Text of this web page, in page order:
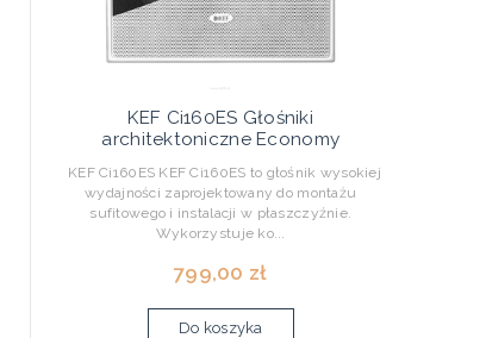
KEF Ci160ES Głośniki
architektoniczne Economy
KEF Ci160ES KEF Ci160ES to głośnik wysokiej
wydajności zaprojektowany do montażu
sufitowego i instalacji w płaszczyźnie.
Wykorzystuje ko...
799,00 zł
Do koszyka